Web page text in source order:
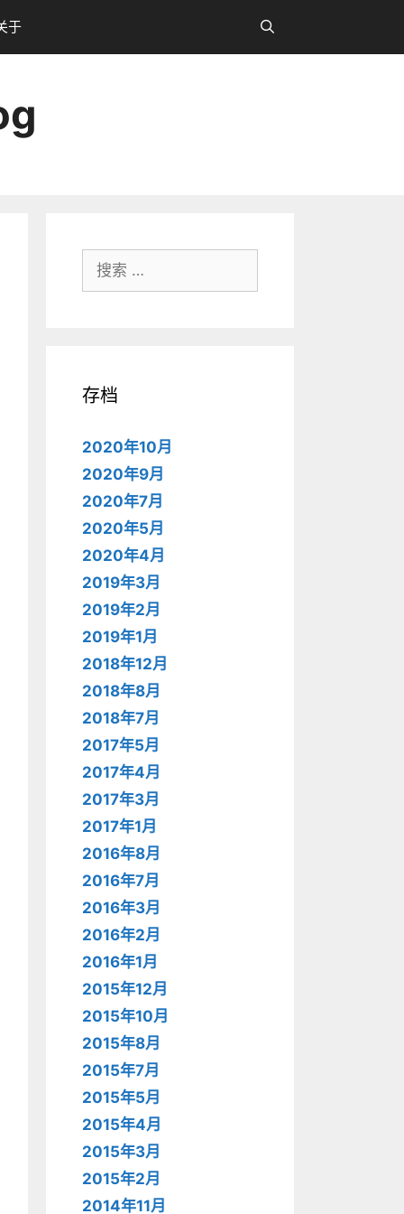
于
索：
存档
2020年10月
2020年9月
2020年7月
2020年5月
2020年4月
2019年3月
2019年2月
2019年1月
2018年12月
2018年8月
2018年7月
2017年5月
2017年4月
2017年3月
2017年1月
2016年8月
2016年7月
2016年3月
2016年2月
2016年1月
2015年12月
2015年10月
2015年8月
2015年7月
2015年5月
2015年4月
2015年3月
2015年2月
2014年11月